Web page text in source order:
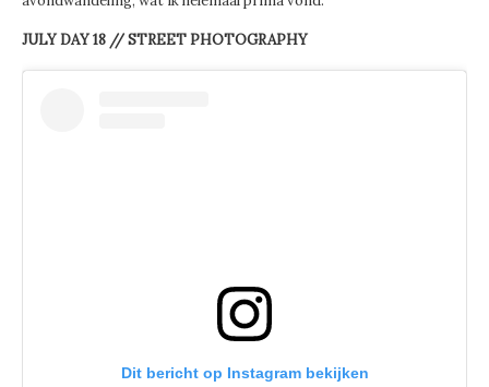
JULY DAY 18 // STREET PHOTOGRAPHY
Dit bericht op Instagram bekijken